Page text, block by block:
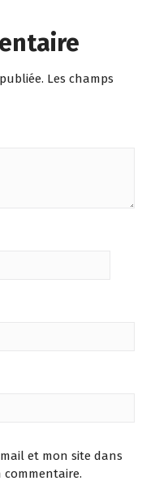
Les champs
et mon site dans